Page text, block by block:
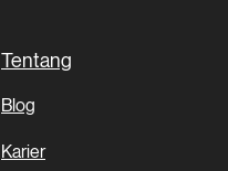
Tentang
Blog
Karier